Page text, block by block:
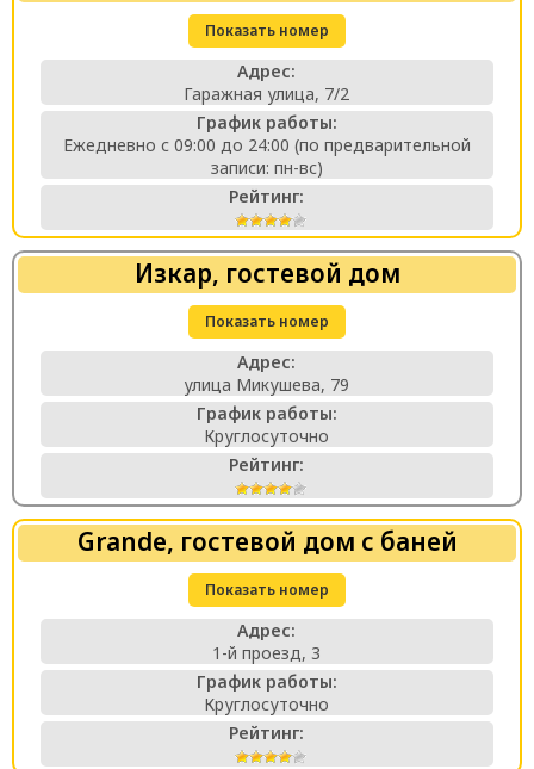
Показать номер
Адрес:
Гаражная улица, 7/2
График работы:
Ежедневно с 09:00 до 24:00 (по предварительной
записи: пн-вс)
Рейтинг:
Изкар, гостевой дом
Показать номер
Адрес:
улица Микушева, 79
График работы:
Круглосуточно
Рейтинг:
Grande, гостевой дом с баней
Показать номер
Адрес:
1-й проезд, 3
График работы:
Круглосуточно
Рейтинг: